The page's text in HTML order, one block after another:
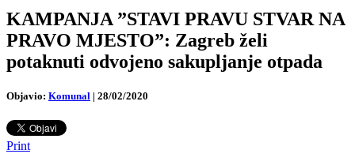
KAMPANJA ”STAVI PRAVU STVAR NA
PRAVO MJESTO”: Zagreb želi
potaknuti odvojeno sakupljanje otpada
Objavio: Komunal | 28/02/2020
Print